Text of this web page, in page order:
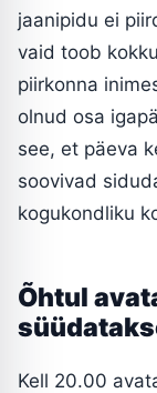
jaanipidu ei
vaid toob
piirkonna
olnud osa
see, et päeva
soovivad
kogukondliku
Õhtul
Kell 20.00